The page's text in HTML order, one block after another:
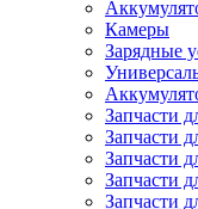
Камеры
Зарядные
Запчасти
Запчасти
Запчасти
Запчасти
Запчасти